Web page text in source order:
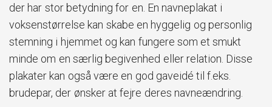
der har stor betydning for en. En navneplakat i
voksenstørrelse kan skabe en hyggelig og personlig
stemning i hjemmet og kan fungere som et smukt
minde om en særlig begivenhed eller relation. Disse
plakater kan også være en god gaveidé til f.eks.
brudepar, der ønsker at fejre deres navneændring.